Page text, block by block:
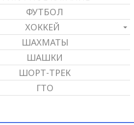
ФУТБОЛ
ХОККЕЙ
ШАХМАТЫ
ШАШКИ
ШОРТ-ТРЕК
ГТО